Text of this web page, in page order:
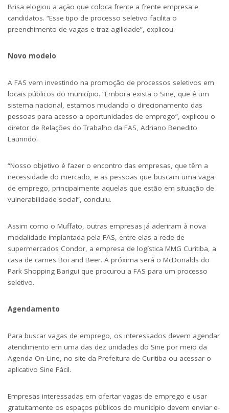
Brisa elogiou a ação que coloca frente a frente empresa e
candidatos. “Esse tipo de processo seletivo facilita o
preenchimento de vagas e traz agilidade”, explicou.
Novo modelo
A FAS vem investindo na promoção de processos seletivos em
locais públicos do município. “Embora exista o Sine, que é um
sistema nacional, estamos mudando o direcionamento das
pessoas para acesso a oportunidades de emprego”, explicou o
diretor de Relações do Trabalho da FAS, Adriano Benedito
Laurindo.
“Nosso objetivo é fazer o encontro das empresas, que têm a
necessidade do mercado, e as pessoas que buscam uma vaga
de emprego, principalmente aquelas que estão em situação de
vulnerabilidade social”, concluiu.
Assim como o Muffato, outras empresas já aderiram à nova
modalidade implantada pela FAS, entre elas a rede de
supermercados Condor, a empresa de logística MMG Curitiba, a
casa de carnes Boi and Beer. A próxima será o McDonalds do
Park Shopping Barigui que procurou a FAS para um processo
seletivo.
Agendamento
Para buscar vagas de emprego, os interessados devem agendar
atendimento em uma das dez unidades do Sine por meio da
Agenda On-Line, no site da Prefeitura de Curitiba ou acessar o
aplicativo Sine Fácil.
Empresas interessadas em ofertar vagas de emprego e usar
gratuitamente os espaços públicos do município devem enviar e-